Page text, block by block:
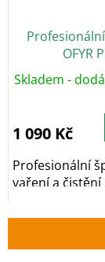
OFYR
Skladem -
1 090 Kč
Profesionální
vaření a